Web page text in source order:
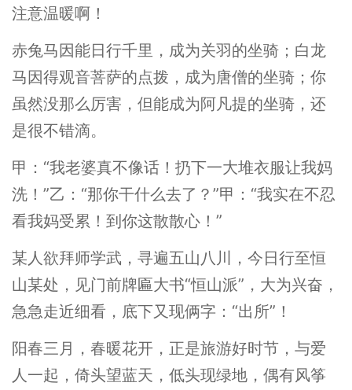
注意温暖啊！
赤兔马因能日行千里，成为关羽的坐骑；白龙
马因得观音菩萨的点拨，成为唐僧的坐骑；你
虽然没那么厉害，但能成为阿凡提的坐骑，还
是很不错滴。
甲：“我老婆真不像话！扔下一大堆衣服让我妈
洗！”乙：“那你干什么去了？”甲：“我实在不忍
看我妈受累！到你这散散心！”
某人欲拜师学武，寻遍五山八川，今日行至恒
山某处，见门前牌匾大书“恒山派”，大为兴奋，
急急走近细看，底下又现俩字：“出所”！
阳春三月，春暖花开，正是旅游好时节，与爱
人一起，倚头望蓝天，低头现绿地，偶有风筝